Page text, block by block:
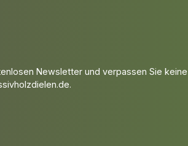
Newsletter und verpassen Sie